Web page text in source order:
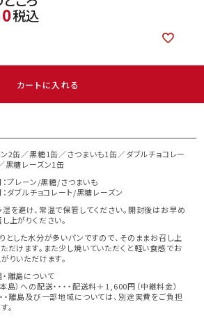
税込
カートに入れる
2缶／黒糖1缶／さつまいも1缶／ダブルチョコレー
黒糖レーズン1缶
プレーン/黒糖/さつまいも
ダブルチョコレート/黒糖レーズン
を避け、常温で保管してください。開封後はお早め
上がりください。
とした水分が多いパンですので、そのままお召し上
だけます。また少し焼いていただくと軽い食感でお
りいただけます。
離島について
島）への配送・・・・配送料＋1,600円（中継料金）
・離島及び一部地域については、別途実費をご負担
。